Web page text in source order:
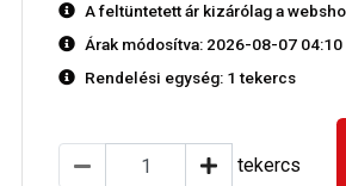
A feltüntetett ár kizárólag a
Árak módosítva: 2026-08-07 04:10
Rendelési egység: 1 tekercs
tekercs